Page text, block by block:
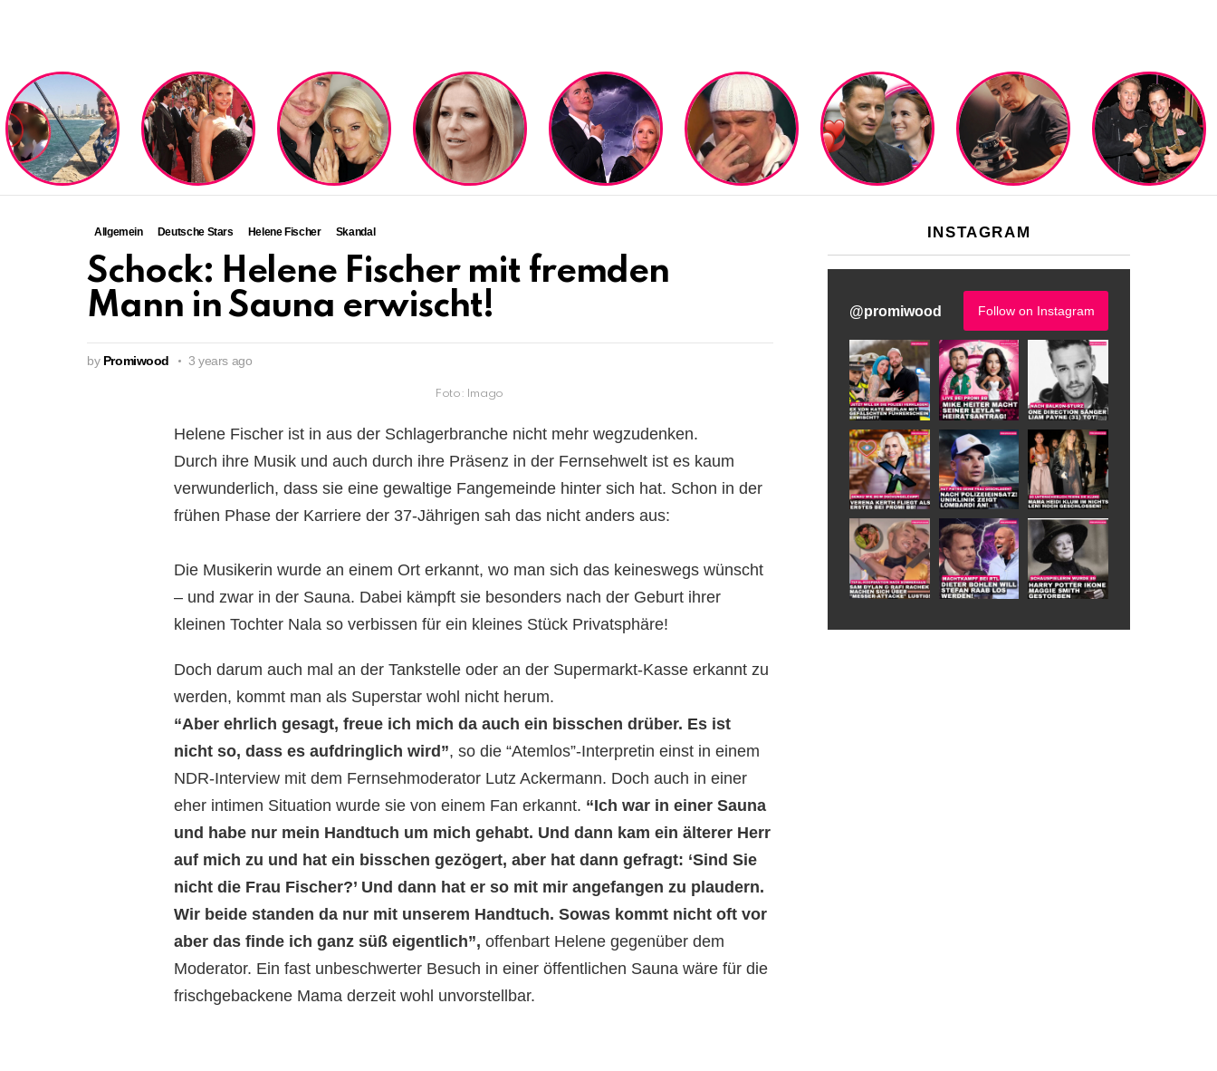
LATEST
STORIES
Allgemein Deutsche Stars Helene Fischer Skandal
Schock: Helene Fischer mit fremden
Mann in Sauna erwischt!
by Promiwood 3 years ago
Foto: Imago
Helene Fischer ist in aus der Schlagerbranche nicht mehr wegzudenken.
Durch ihre Musik und auch durch ihre Präsenz in der Fernsehwelt ist es kaum
verwunderlich, dass sie eine gewaltige Fangemeinde hinter sich hat. Schon in der
frühen Phase der Karriere der 37-Jährigen sah das nicht anders aus:
Die Musikerin wurde an einem Ort erkannt, wo man sich das keineswegs wünscht
– und zwar in der Sauna. Dabei kämpft sie besonders nach der Geburt ihrer
kleinen Tochter Nala so verbissen für ein kleines Stück Privatsphäre!
Doch darum auch mal an der Tankstelle oder an der Supermarkt-Kasse erkannt zu
werden, kommt man als Superstar wohl nicht herum.
“Aber ehrlich gesagt, freue ich mich da auch ein bisschen drüber. Es ist
nicht so, dass es aufdringlich wird”, so die “Atemlos”-Interpretin einst in einem
NDR-Interview mit dem Fernsehmoderator Lutz Ackermann. Doch auch in einer
eher intimen Situation wurde sie von einem Fan erkannt. “Ich war in einer Sauna
und habe nur mein Handtuch um mich gehabt. Und dann kam ein älterer Herr
auf mich zu und hat ein bisschen gezögert, aber hat dann gefragt: ‘Sind Sie
nicht die Frau Fischer?’ Und dann hat er so mit mir angefangen zu plaudern.
Wir beide standen da nur mit unserem Handtuch. Sowas kommt nicht oft vor
aber das finde ich ganz süß eigentlich”, offenbart Helene gegenüber dem
Moderator. Ein fast unbeschwerter Besuch in einer öffentlichen Sauna wäre für die
frischgebackene Mama derzeit wohl unvorstellbar.
INSTAGRAM
@promiwood Follow on Instagram